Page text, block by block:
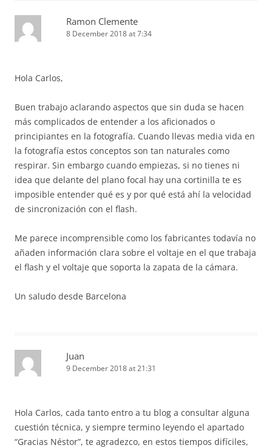
Ramon Clemente
8 December 2018 at 7:34
Hola Carlos,
Buen trabajo aclarando aspectos que sin duda se hacen
más complicados de entender a los aficionados o
principiantes en la fotografía. Cuando llevas media vida en
la fotografía estos conceptos son tan naturales como
respirar. Sin embargo cuando empiezas, si no tienes ni
idea que delante del plano focal hay una cortinilla te es
imposible entender qué es y por qué está ahí la velocidad
de sincronización con el flash.
Me parece incomprensible como los fabricantes todavía no
añaden información clara sobre el voltaje en el que trabaja
el flash y el voltaje que soporta la zapata de la cámara.
Un saludo desde Barcelona
Juan
9 December 2018 at 21:31
Hola Carlos, cada tanto entro a tu blog a consultar alguna
cuestión técnica, y siempre termino leyendo el apartado
“Gracias Néstor”, te agradezco, en estos tiempos difíciles,